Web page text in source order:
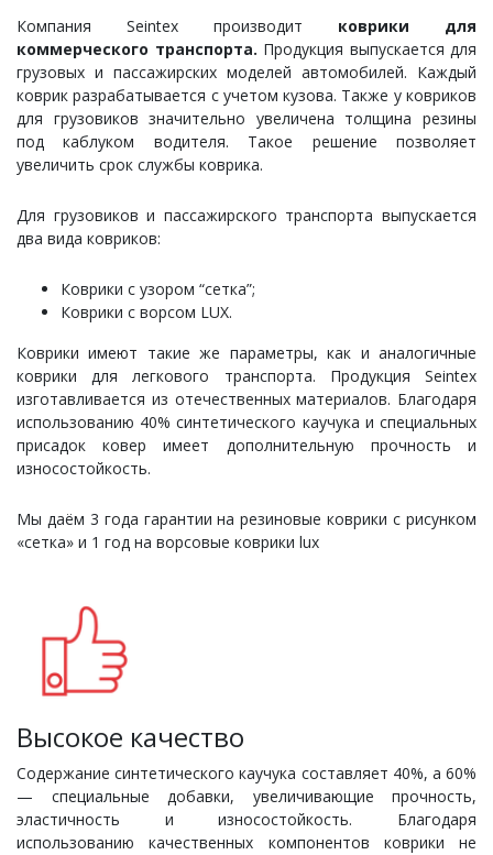
Компания Seintex производит коврики для
коммерческого транспорта. Продукция выпускается для
грузовых и пассажирских моделей автомобилей. Каждый
коврик разрабатывается с учетом кузова. Также у ковриков
для грузовиков значительно увеличена толщина резины
под каблуком водителя. Такое решение позволяет
увеличить срок службы коврика.
Для грузовиков и пассажирского транспорта выпускается
два вида ковриков:
Коврики с узором “сетка”;
Коврики с ворсом LUX.
Коврики имеют такие же параметры, как и аналогичные
коврики для легкового транспорта. Продукция Seintex
изготавливается из отечественных материалов. Благодаря
использованию 40% синтетического каучука и специальных
присадок ковер имеет дополнительную прочность и
износостойкость.
Мы даём 3 года гарантии на резиновые коврики с рисунком
«сетка» и 1 год на ворсовые коврики lux
Высокое качество
Содержание синтетического каучука составляет 40%, а 60%
— специальные добавки, увеличивающие прочность,
эластичность и износостойкость. Благодаря
использованию качественных компонентов коврики не